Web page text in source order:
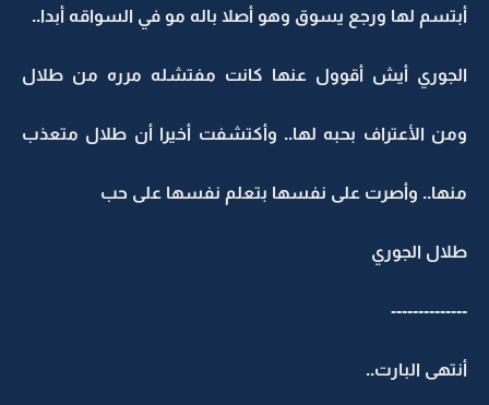
أبتسم لها ورجع يسوق وهو أصلا باله مو في السواقه أبدا..
الجوري أيش أقوول عنها كانت مفتشله مرره من طلال
ومن الأعتراف بحبه لها.. وأكتشفت أخيرا أن طلال متعذب
منها.. وأصرت على نفسها بتعلم نفسها على حب
طلال الجوري
--------------
أنتهى البارت..